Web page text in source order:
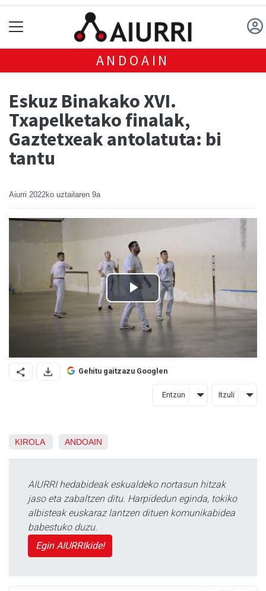
ANDOAIN
Eskuz Binakako XVI.
Txapelketako finalak,
Gaztetxeak antolatuta: bi
tantu
Aiurri 2022ko uztailaren 9a
Gehitu gaitzazu Googlen
Entzun Itzuli
KIROLA ANDOAIN
AIURRI hedabideak eskualdeko nortasun hitzak
jaso eta zabaltzen ditu. Harpidedun eginda, tokiko
albisteak euskaraz lantzen dituen komunikabidea
babestuko duzu.
Egin AIURRIkide!